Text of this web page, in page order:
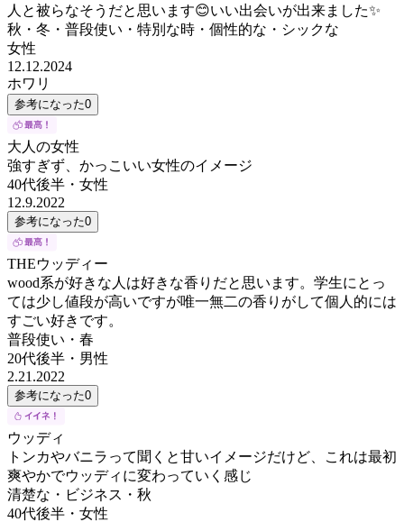
人と被らなそうだと思います😊いい出会いが出来ました✨
秋・冬・普段使い・特別な時・個性的な・シックな
女性
12.12.2024
ホワリ
参考になった0
大人の女性
強すぎず、かっこいい女性のイメージ
40代後半 ・ 女性
12.9.2022
参考になった0
THEウッディー
wood系が好きな人は好きな香りだと思います。学生にとっ
ては少し値段が高いですが唯一無二の香りがして個人的には
すごい好きです。
普段使い・春
20代後半 ・ 男性
2.21.2022
参考になった0
ウッディ
トンカやバニラって聞くと甘いイメージだけど、これは最初
爽やかでウッディに変わっていく感じ
清楚な・ビジネス・秋
40代後半 ・ 女性